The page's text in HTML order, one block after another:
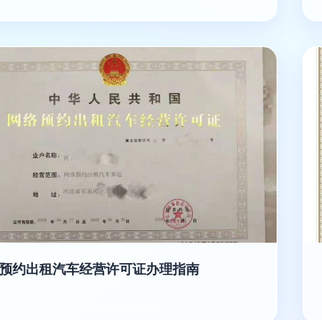
约出租汽车经营许可证办理指南